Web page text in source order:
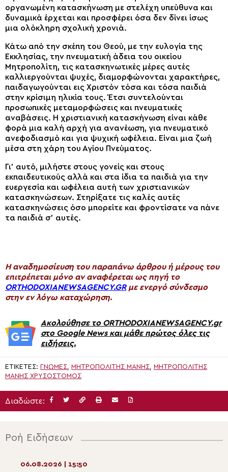
οργανωμένη κατασκήνωση με στελέχη υπεύθυνα και
δυναμικά έρχεται και προσφέρει όσα δεν δίνει ίσως
μια ολόκληρη σχολική χρονιά.
Κάτω από την σκέπη του Θεού, με την ευλογία της
Εκκλησίας, την πνευματική άδεια του οικείου
Μητροπολίτη, τις κατασκηνωτικές μέρες αυτές
καλλιεργούνται ψυχές, διαμορφώνονται χαρακτήρες,
παιδαγωγούνται εις Χριστόν τόσα και τόσα παιδιά
στην κρίσιμη ηλικία τους. Έτσι συντελούνται
προσωπικές μεταμορφώσεις και πνευματικές
αναβάσεις. Η χριστιανική κατασκήνωση είναι κάθε
φορά μια καλή αρχή για ανανέωση, για πνευματικό
ανεφοδιασμό και για ψυχική ωφέλεια. Είναι μια ζωή
μέσα στη χάρη του Αγίου Πνεύματος.
Γι’ αυτό, μιλήστε στους γονείς και στους
εκπαιδευτικούς αλλά και στα ίδια τα παιδιά για την
ευεργεσία και ωφέλεια αυτή των χριστιανικών
κατασκηνώσεων. Στηρίξατε τις καλές αυτές
κατασκηνώσεις όσο μπορείτε και φροντίσατε να πάνε
τα παιδιά σ’ αυτές.
H αναδημοσίευση του παραπάνω άρθρου ή μέρους του
επιτρέπεται μόνο αν αναφέρεται ως πηγή το
ORTHODOXIANEWSAGENCY.GRμε ενεργό σύνδεσμο
στην εν λόγω καταχώρηση.
Ακολούθησε το ORTHODOXIANEWSAGENCY.gr
στο Google News και μάθε πρώτος όλες τις
ειδήσεις.
ΕΤΙΚΈΤΕΣ: ΓΝΏΜΕΣ, ΜΗΤΡΟΠΟΛΊΤΗΣ ΜΆΝΗΣ, ΜΗΤΡΟΠΟΛΊΤΗΣ
ΜΆΝΗΣ ΧΡΥΣΌΣΤΟΜΟΣ
Διαδώστε:
Ροή Ειδήσεων
06.08.2026 | 15:50